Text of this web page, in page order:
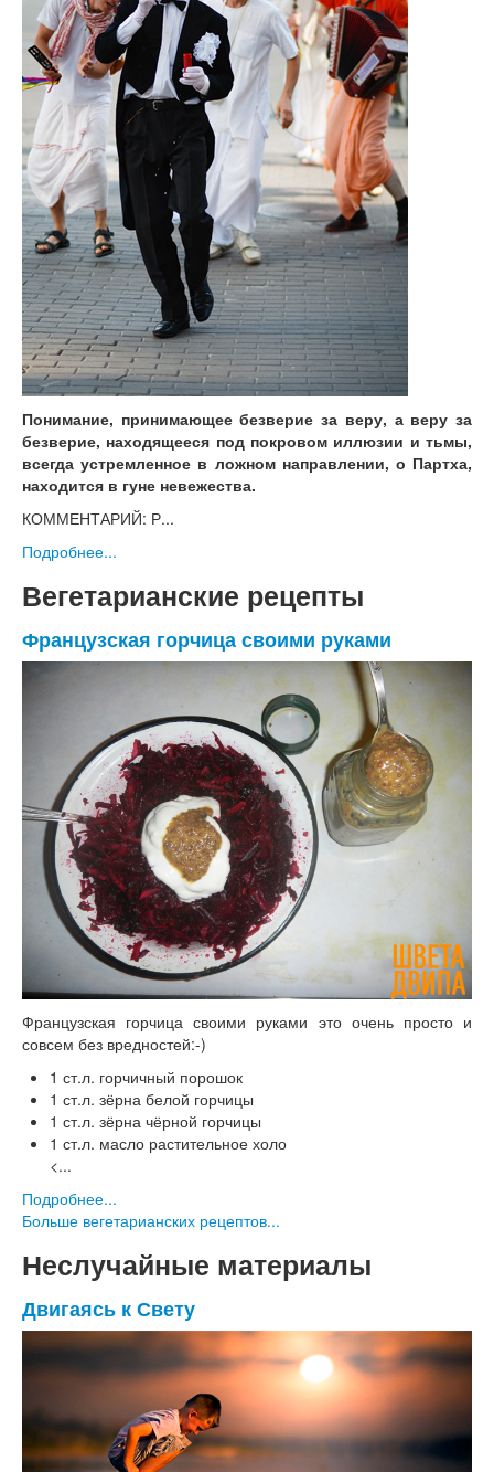
Понимание, принимающее безверие за веру, а веру за
безверие, находящееся под покровом иллюзии и тьмы,
всегда устремленное в ложном направлении, о Партха,
находится в гуне невежества.
КОММЕНТАРИЙ: Р...
Подробнее...
Вегетарианские рецепты
Французская горчица своими руками
Французская горчица своими руками это очень просто и
совсем без вредностей:-)
1 ст.л. горчичный порошок
1 ст.л. зёрна белой горчицы
1 ст.л. зёрна чёрной горчицы
1 ст.л. масло растительное холо
<...
Подробнее...
Больше вегетарианских рецептов...
Неслучайные материалы
Двигаясь к Свету